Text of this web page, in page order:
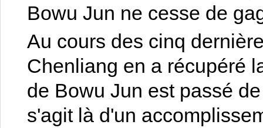
Bowu Jun ne cesse de
Au cours des cinq
Chenliang en a récupéré
de Bowu Jun est passé
s'agit là d'un